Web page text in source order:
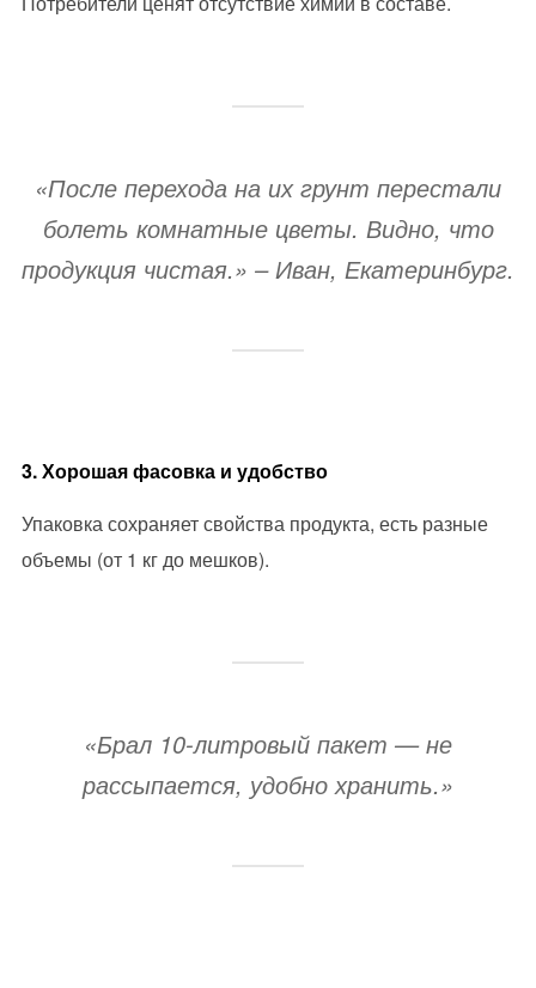
«После перехода на их грунт перестали
болеть комнатные цветы. Видно, что
продукция чистая.» – Иван, Екатеринбург.
3. Хорошая фасовка и удобство
Упаковка сохраняет свойства продукта, есть разные
объемы (от 1 кг до мешков).
«Брал 10-литровый пакет — не
рассыпается, удобно хранить.»